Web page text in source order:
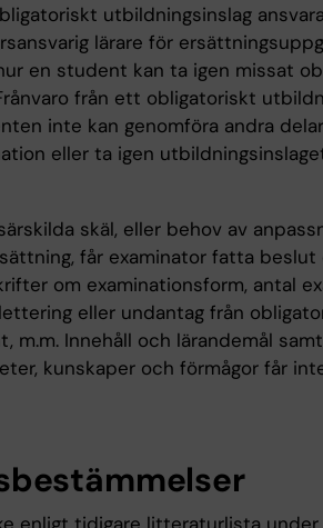
utbildningsinslag
lärare för
en student kan ta igen missat
från ett obligatoriskt
inte kan genomföra andra
eller ta igen
skäl, eller behov av
får examinator fatta beslut
om examinationsform, antal
eller undantag från
m.m. Innehåll och lärandemål
kunskaper och förmågor får